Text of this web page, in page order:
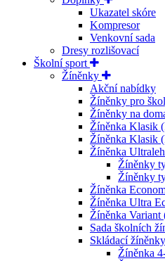
Ukazatel skóre
Kompresor
Venkovní sada
Dresy rozlišovací
Školní sport
Žíněnky
Akční nabídky
Žíněnky pro
Žíněnky na
Žíněnka Klasik
Žíněnka Klasik
Žíněnka
Žíněnky
Žíněnky
Žíněnka
Žíněnka Ultra
Žíněnka Variant
Sada školních
Skládací žíněnky
Žíněnka